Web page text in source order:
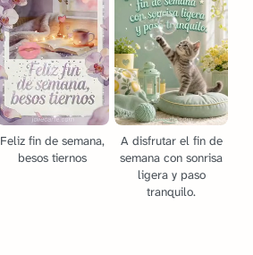
Feliz fin de semana,
besos tiernos
A disfrutar el fin de
semana con sonrisa
ligera y paso
tranquilo.